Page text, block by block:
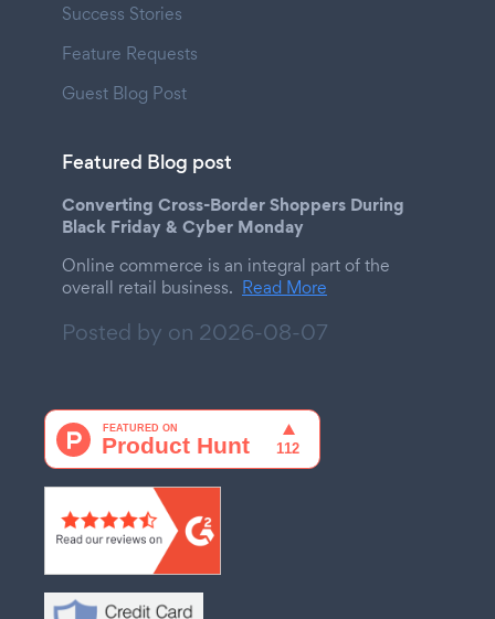
Success Stories
Feature Requests
Guest Blog Post
Featured Blog post
Converting Cross-Border Shoppers During
Black Friday & Cyber Monday
Online commerce is an integral part of the
overall retail business. Read More
Posted by on 2026-08-07